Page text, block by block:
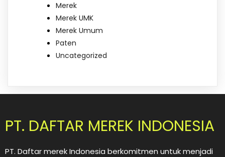
Merek
Merek UMK
Merek Umum
Paten
Uncategorized
PT. DAFTAR MEREK INDONESIA
PT. Daftar merek Indonesia berkomitmen untuk menjadi